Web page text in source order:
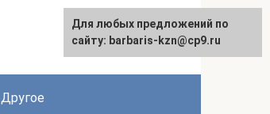
Другое
Для любых предложений по
сайту: barbaris-kzn@cp9.ru